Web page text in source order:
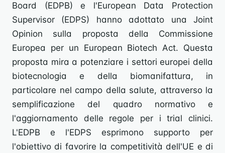
Board (EDPB) e l'European Data Protection
Supervisor (EDPS) hanno adottato una Joint
Opinion sulla proposta della Commissione
Europea per un European Biotech Act. Questa
proposta mira a potenziare i settori europei della
biotecnologia e della biomanifattura, in
particolare nel campo della salute, attraverso la
semplificazione del quadro normativo e
l'aggiornamento delle regole per i trial clinici.
L'EDPB e l'EDPS esprimono supporto per
l'obiettivo di favorire la competitività dell'UE e di